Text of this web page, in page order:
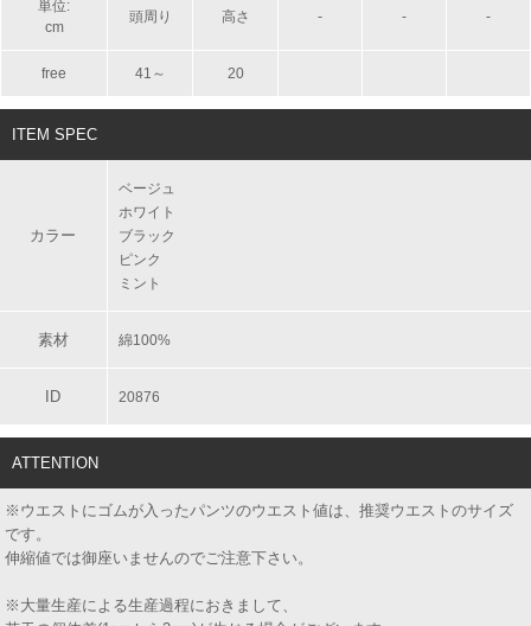
単位:
cm
頭周り 高さ - - -
free 41～ 20
ITEM SPEC
カラー
ベージュ
ホワイト
ブラック
ピンク
ミント
素材 綿100%
ID 20876
ATTENTION
※ウエストにゴムが入ったパンツのウエスト値は、推奨ウエストのサイズ
です。
伸縮値では御座いませんのでご注意下さい。
※大量生産による生産過程におきまして、